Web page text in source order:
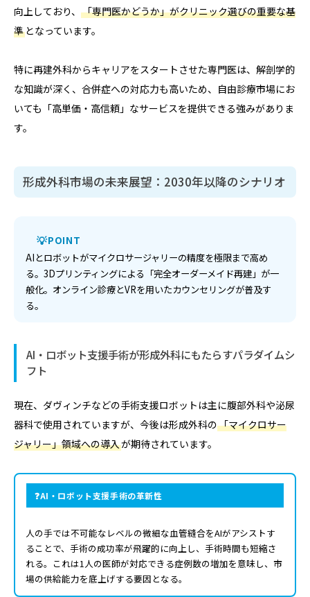
向上しており、 「専門医かどうか」がクリニック選びの重要な基
準 となっています。
特に再建外科からキャリアをスタートさせた専門医は、解剖学的
な知識が深く、合併症への対応力も高いため、自由診療市場にお
いても「高単価・高信頼」なサービスを提供できる強みがありま
す。
形成外科市場の未来展望：2030年以降のシナリオ
POINT
AIとロボットがマイクロサージャリーの精度を極限まで高め
る。3Dプリンティングによる「完全オーダーメイド再建」が一
般化。オンライン診療とVRを用いたカウンセリングが普及す
る。
AI・ロボット支援手術が形成外科にもたらすパラダイムシ
フト
現在、ダヴィンチなどの手術支援ロボットは主に腹部外科や泌尿
器科で使用されていますが、今後は形成外科の「マイクロサー
ジャリー」領域への導入が期待されています。
AI・ロボット支援手術の革新性
人の手では不可能なレベルの微細な血管縫合をAIがアシストす
ることで、手術の成功率が飛躍的に向上し、手術時間も短縮さ
れる。これは1人の医師が対応できる症例数の増加を意味し、市
場の供給能力を底上げする要因となる。